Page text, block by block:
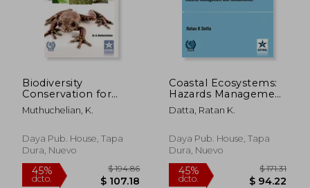
$ 290.40
Biodiversity
Conservation for
Sustainable
Management (en
Muthuchelian, K.
Daya Pub. House, Tapa
Dura, Nuevo
Coastal Ecosystems:
Hazards Management
and Rehabilitation
(en Inglés)
Datta, Ratan K.
Daya Pub. House, Tapa
Dura, Nuevo